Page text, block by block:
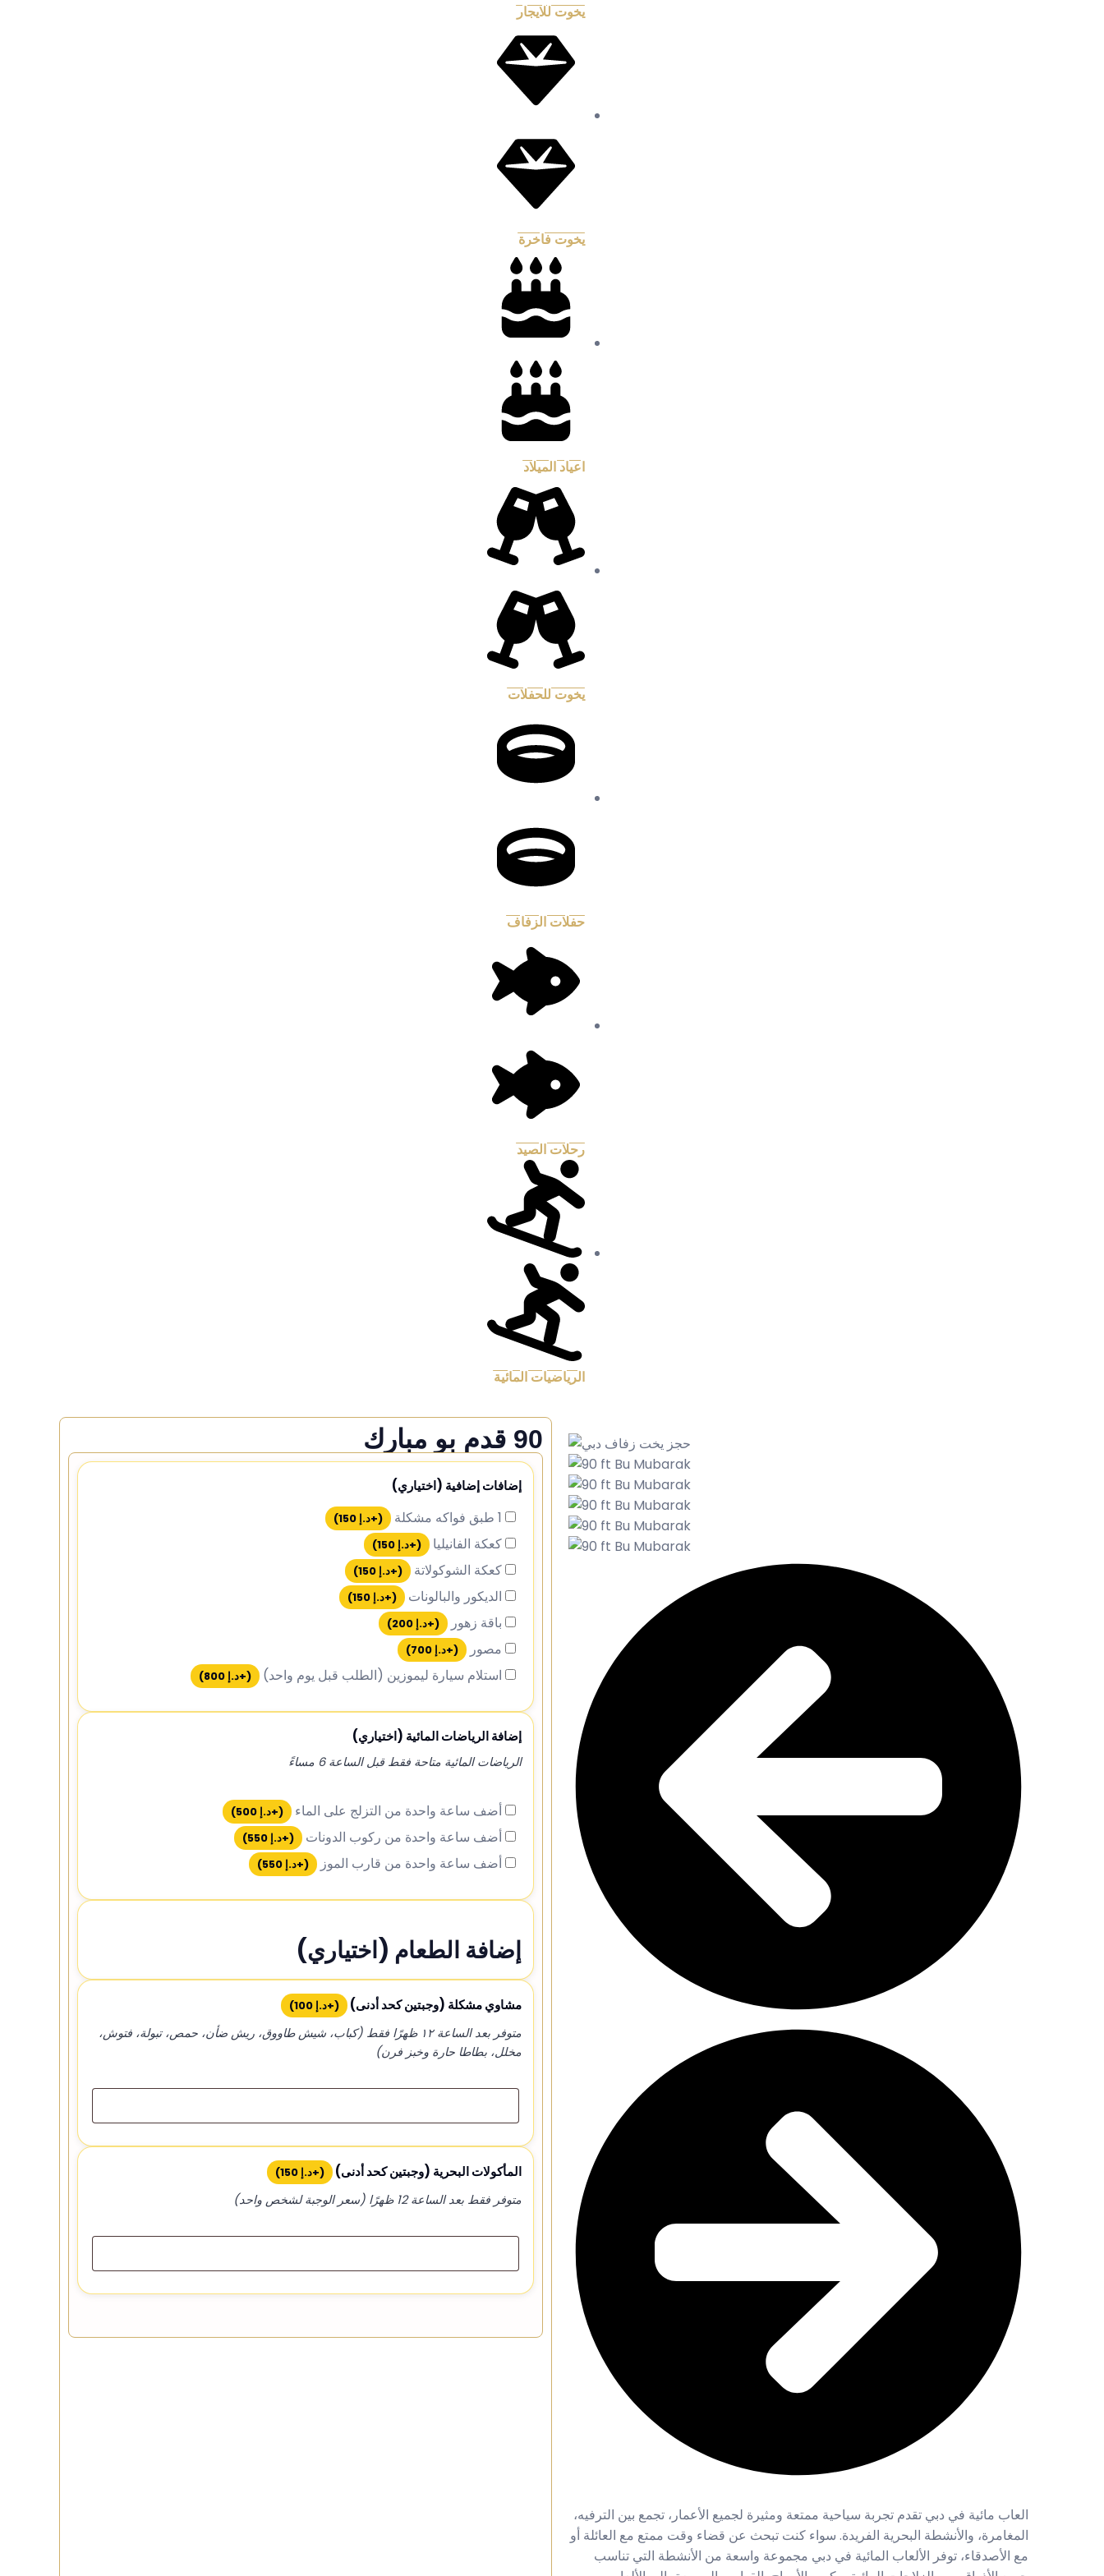
يخوت للايجار
يخوت فاخرة
اعياد الميلاد
يخوت للحفلات
حفلات الزفاف
رحلات الصيد
الرياضيات المائية
العاب مائية في دبي تقدم تجربة سياحية ممتعة ومثيرة لجميع الأعمار، تجمع بين الترفيه،
المغامرة، والأنشطة البحرية الفريدة. سواء كنت تبحث عن قضاء وقت ممتع مع العائلة أو
مع الأصدقاء، توفر الألعاب المائية في دبي مجموعة واسعة من الأنشطة التي تناسب
90 قدم بو مبارك
إضافات إضافية (اختياري)
1 طبق فواكه مشكلة (+د.إ )
كعكة الفانيليا (+د.إ )
كعكة الشوكولاتة (+د.إ )
الديكور والبالونات (+د.إ )
باقة زهور (+د.إ )
مصور (+د.إ )
استلام سيارة ليموزين (الطلب قبل يوم واحد) (+د.إ )
إضافة الرياضات المائية (اختياري)
الرياضات المائية متاحة فقط قبل الساعة 6 مساءً
أضف ساعة واحدة من التزلج على الماء (+د.إ )
أضف ساعة واحدة من ركوب الدونات (+د.إ )
أضف ساعة واحدة من قارب الموز (+د.إ )
إضافة الطعام (اختياري)
مشاوي مشكلة (وجبتين كحد أدنى) (+د.إ )
متوفر بعد الساعة ١٢ ظهرًا فقط (كباب، شيش طاووق، ريش ضأن، حمص، تبولة، فتوش،
مخلل، بطاطا حارة وخبز فرن)
المأكولات البحرية (وجبتين كحد أدنى) (+د.إ )
متوفر فقط بعد الساعة 12 ظهرًا (سعر الوجبة لشخص واحد)